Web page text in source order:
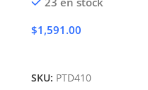
$1,591.00
SKU: PTD410